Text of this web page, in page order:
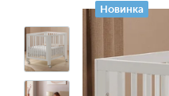
Новинка